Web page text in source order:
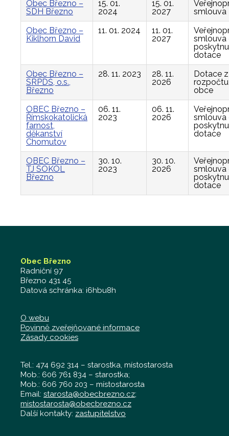
Obec Březno –
SDH Březno
15. 01.
2024
15. 01.
2027
smlouva
Obec Březno –
Kiklhorn David
11. 01. 2024
11. 01.
2027
smlouva
dotace
Obec Březno –
SRPDŠ, o.s.,
Březno
28. 11. 2023
28. 11.
2026
Dotace z
rozpočtu
obce
OBEC Březno –
Římskokatolická
farnost,
děkanství
Chomutov
06. 11.
2023
06. 11.
2026
smlouva
dotace
OBEC Březno –
TJ SOKOL
Březno
30. 10.
2023
30. 10.
2026
smlouva
dotace
Obec Březno
Radniční 97
Březno 431 45
Datová schránka: i6hbu8h
O webu
Povinně zveřejňované informace
Zásady cookies
Tel.: 474 692 314 – starostka, místostarosta
Mob.: 606 761 834 – starostka;
Mob.: 606 760 203 – místostarosta
Email: starosta@obecbrezno.cz;
mistostarosta@obecbrezno.cz
Další kontakty: zastupitelstvo